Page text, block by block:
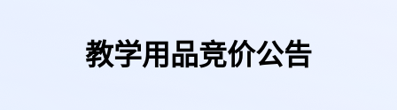
教学用品竞价公告